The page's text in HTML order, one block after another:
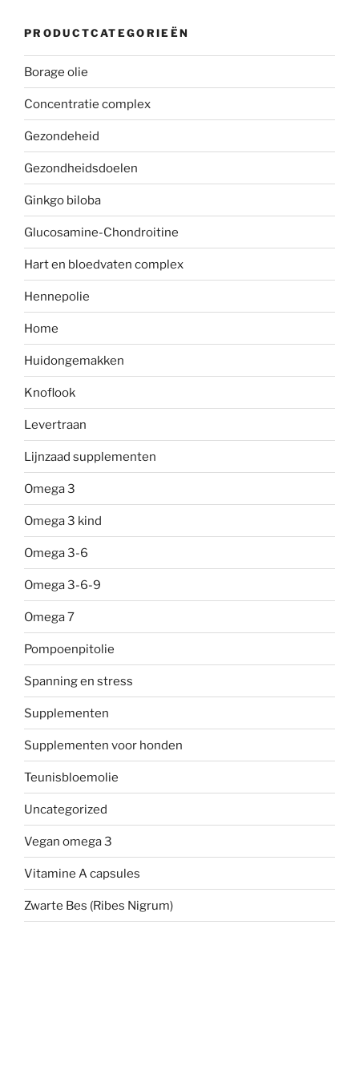
PRODUCTCATEGORIEËN
Borage olie
Concentratie complex
Gezondeheid
Gezondheidsdoelen
Ginkgo biloba
Glucosamine-Chondroitine
Hart en bloedvaten complex
Hennepolie
Home
Huidongemakken
Knoflook
Levertraan
Lijnzaad supplementen
Omega 3
Omega 3 kind
Omega 3-6
Omega 3-6-9
Omega 7
Pompoenpitolie
Spanning en stress
Supplementen
Supplementen voor honden
Teunisbloemolie
Uncategorized
Vegan omega 3
Vitamine A capsules
Zwarte Bes (Ribes Nigrum)